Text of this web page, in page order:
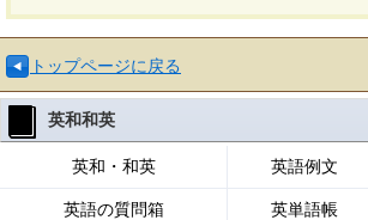
トップページに戻る
英和和英
英和・和英 英語例文
英語の質問箱 英単語帳